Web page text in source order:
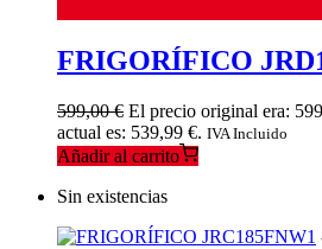
FRIGORÍFICO
599,00€ El precio original era:
actual es: 539,99 €. IVA Incluido
Añadir al carrito
Sin existencias